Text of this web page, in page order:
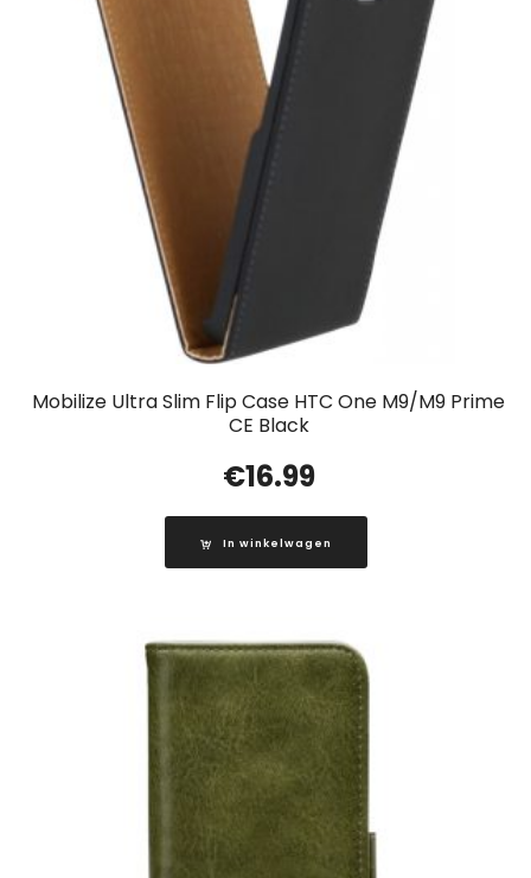
Mobilize Ultra Slim Flip Case HTC One M9/M9 Prime
CE Black
€16.99
In winkelwagen